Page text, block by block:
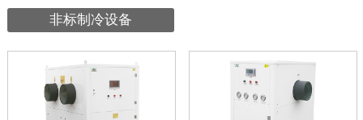
非标制冷设备